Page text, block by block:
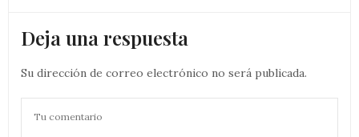
Deja una respuesta
Su dirección de correo electrónico no será publicada.